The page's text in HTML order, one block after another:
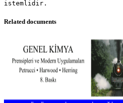
Related documents